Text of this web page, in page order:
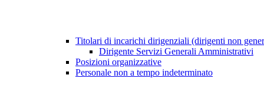
Titolari di incarichi dirigenziali (dirigenti non
Dirigente Servizi Generali Amministrativi
Posizioni organizzative
Personale non a tempo indeterminato